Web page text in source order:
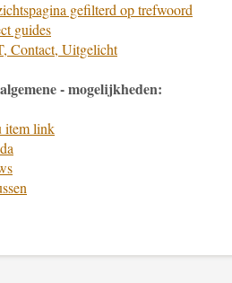
gefilterd op trefwoord
guides
Contact, Uitgelicht
- mogelijkheden:
item link